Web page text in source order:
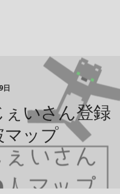
日
ぇいさん登録
マップ